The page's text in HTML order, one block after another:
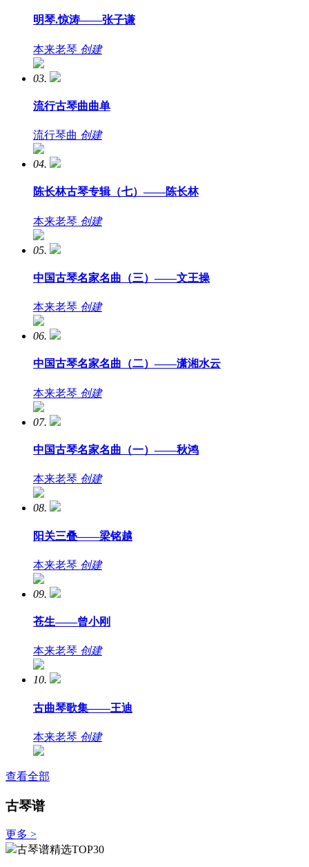
明琴.惊涛——张子谦
本来老琴 创建
03.
流行古琴曲曲单
流行琴曲 创建
04.
陈长林古琴专辑（七）——陈长林
本来老琴 创建
05.
中国古琴名家名曲（三）——文王操
本来老琴 创建
06.
中国古琴名家名曲（二）——潇湘水云
本来老琴 创建
07.
中国古琴名家名曲（一）——秋鸿
本来老琴 创建
08.
阳关三叠——梁铭越
本来老琴 创建
09.
苍生——曾小刚
本来老琴 创建
10.
古曲琴歌集——王迪
本来老琴 创建
查看全部
古琴谱
更多 >
古琴谱精选TOP30